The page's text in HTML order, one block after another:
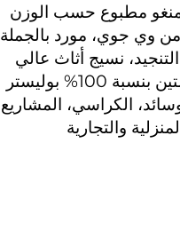
مطبوع حسب الوزن
وي جوي، مورد بالجملة
نسيج أثاث عالي
الجودة ومتين بنسبة 100% بوليستر
الكراسي، المشاريع
والتجارية